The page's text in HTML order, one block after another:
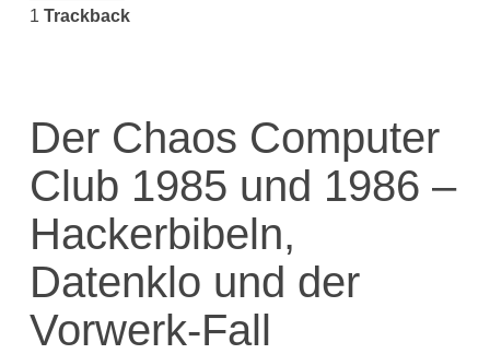
1 Trackback
Der Chaos Computer
Club 1985 und 1986 –
Hackerbibeln,
Datenklo und der
Vorwerk-Fall